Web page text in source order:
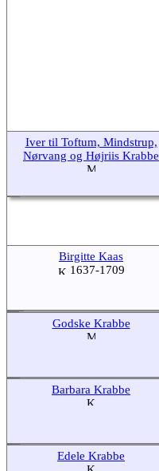
Iver til Toftum, Mindstrup,
Nørvang og Højriis Krabbe
Birgitte Kaas
1637-1709
Godske Krabbe
Barbara Krabbe
Edele Krabbe